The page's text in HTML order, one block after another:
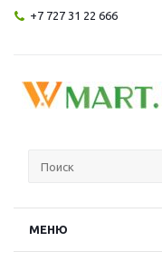
+7 727 31 22 666
МЕНЮ